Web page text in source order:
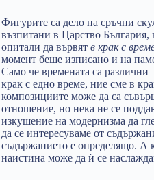
Фигурите са дело на сръчни
възпитани в Царство България,
опитали да вървят в крак с
момент беше изписано и на
Само че времената са различни
крак с едно време, ние сме в
композициите може да са
отношение, но нека не се
изкушение на модернизма да
да се интересуваме от
съдържанието е определящо. А
наистина може да ѝ се